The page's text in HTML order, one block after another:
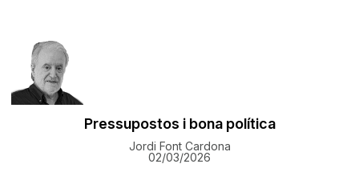
Pressupostos i bona política
Jordi Font Cardona
02/03/2026